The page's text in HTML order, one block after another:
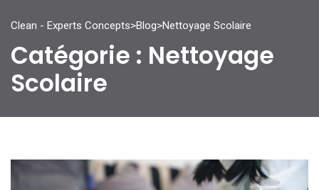
Clean - Experts Concepts>Blog>Nettoyage Scolaire
Catégorie : Nettoyage
Scolaire